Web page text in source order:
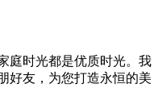
庭时光都是优质时光。我
好友，为您打造永恒的美